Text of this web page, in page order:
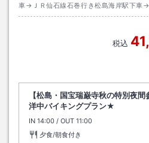
車→ＪＲ仙石線石巻行き松島海岸駅下車
３分
税込
【松島・国宝瑞巌寺秋の特別夜
洋中バイキングプラン★
IN チェックイン
14:00 / OUT チェックアウト
11:00
夕食/朝食付き